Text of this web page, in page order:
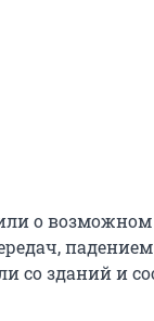
о
со зданий и